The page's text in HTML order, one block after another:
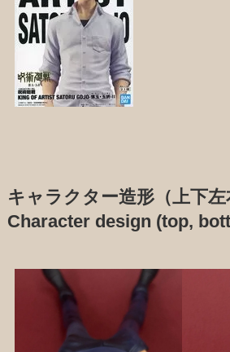
キャラクター造形（上下左
Character design (top,